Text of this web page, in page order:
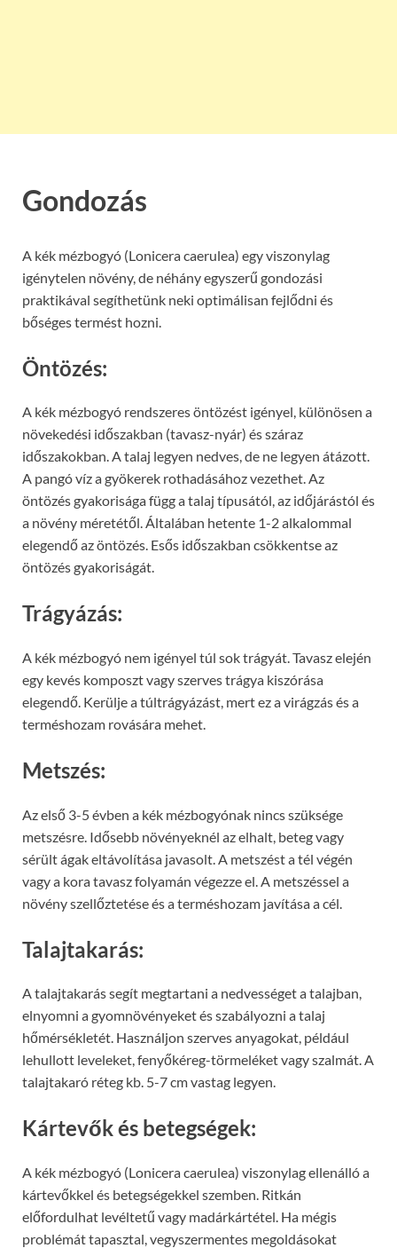
Gondozás
A kék mézbogyó (Lonicera caerulea) egy viszonylag
igénytelen növény, de néhány egyszerű gondozási
praktikával segíthetünk neki optimálisan fejlődni és
bőséges termést hozni.
Öntözés:
A kék mézbogyó rendszeres öntözést igényel, különösen a
növekedési időszakban (tavasz-nyár) és száraz
időszakokban. A talaj legyen nedves, de ne legyen átázott.
A pangó víz a gyökerek rothadásához vezethet. Az
öntözés gyakorisága függ a talaj típusától, az időjárástól és
a növény méretétől. Általában hetente 1-2 alkalommal
elegendő az öntözés. Esős időszakban csökkentse az
öntözés gyakoriságát.
Trágyázás:
A kék mézbogyó nem igényel túl sok trágyát. Tavasz elején
egy kevés komposzt vagy szerves trágya kiszórása
elegendő. Kerülje a túltrágyázást, mert ez a virágzás és a
terméshozam rovására mehet.
Metszés:
Az első 3-5 évben a kék mézbogyónak nincs szüksége
metszésre. Idősebb növényeknél az elhalt, beteg vagy
sérült ágak eltávolítása javasolt. A metszést a tél végén
vagy a kora tavasz folyamán végezze el. A metszéssel a
növény szellőztetése és a terméshozam javítása a cél.
Talajtakarás:
A talajtakarás segít megtartani a nedvességet a talajban,
elnyomni a gyomnövényeket és szabályozni a talaj
hőmérsékletét. Használjon szerves anyagokat, például
lehullott leveleket, fenyőkéreg-törmeléket vagy szalmát. A
talajtakaró réteg kb. 5-7 cm vastag legyen.
Kártevők és betegségek:
A kék mézbogyó (Lonicera caerulea) viszonylag ellenálló a
kártevőkkel és betegségekkel szemben. Ritkán
előfordulhat levéltetű vagy madárkártétel. Ha mégis
problémát tapasztal, vegyszermentes megoldásokat